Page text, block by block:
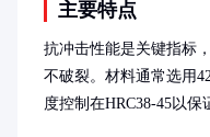
主要特点
抗冲击性能是关键指标
不破裂。材料通常选用
度控制在HRC38-45以保